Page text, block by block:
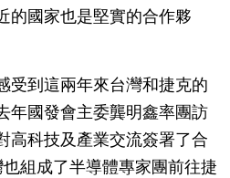
的國家也是堅實的合作夥
受到這兩年來台灣和捷克的
年國發會主委龔明鑫率團訪
高科技及產業交流簽署了合
組成了半導體專家團前往捷